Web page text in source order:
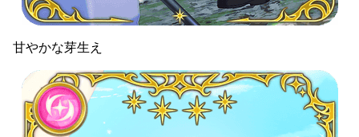
甘やかな芽生え